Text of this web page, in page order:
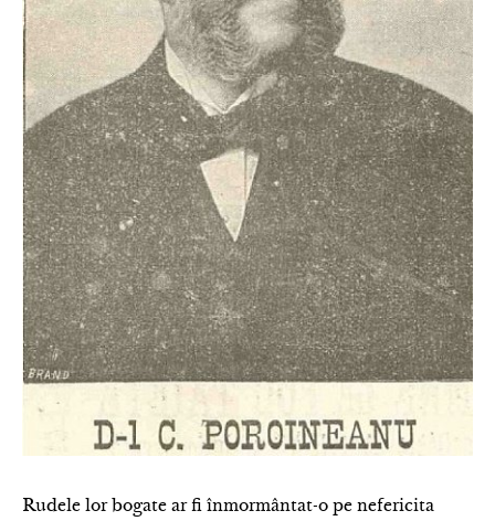
Rudele lor bogate ar fi înmormântat-o pe nefericita